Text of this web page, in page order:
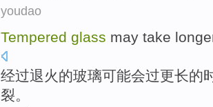
youdao
Tempered glass may take
经过退火的玻璃可能会过更长的
裂。